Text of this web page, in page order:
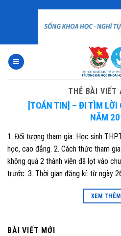
THẺ BÀI VIẾT
[TOÁN TIN] – ĐI TÌM LỜI
NĂM
1. Đối tượng tham gia: Học sinh
học, cao đẳng. 2. Cách thức tham
không quá 2 thành viên đã lọt vào
trước. 3. Thời gian đăng kí: từ ngày
XEM THÊM
BÀI VIẾT MỚI